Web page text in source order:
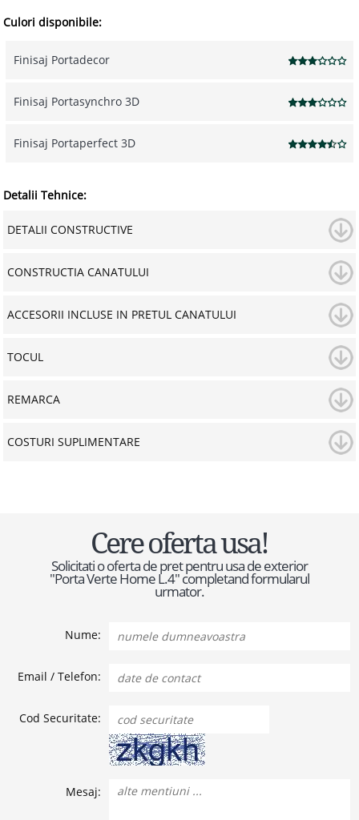
Culori disponibile:
Finisaj Portadecor
Finisaj Portasynchro 3D
Finisaj Portaperfect 3D
Detalii Tehnice:
DETALII CONSTRUCTIVE
CONSTRUCTIA CANATULUI
ACCESORII INCLUSE IN PRETUL CANATULUI
TOCUL
REMARCA
COSTURI SUPLIMENTARE
Cere oferta usa!
Solicitati o oferta de pret pentru usa de exterior
"Porta Verte Home L.4" completand formularul
urmator.
Nume:
Email / Telefon:
Cod Securitate:
Mesaj: